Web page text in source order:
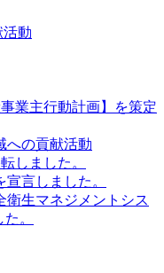
活動
業主行動計画】を策定
への貢献活動
しました。
言しました。
衛生マネジメントシス
。